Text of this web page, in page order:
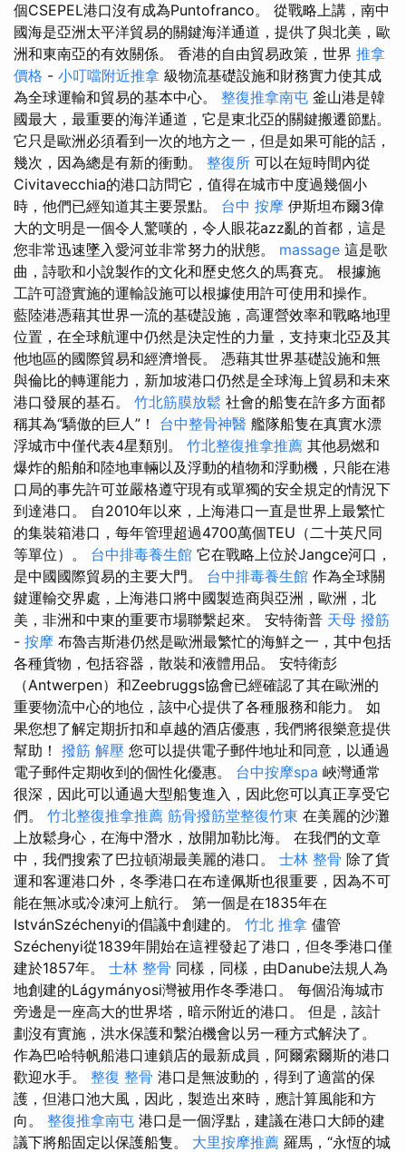
個CSEPEL港口沒有成為Puntofranco。 從戰略上講，南中
國海是亞洲太平洋貿易的關鍵海洋通道，提供了與北美，歐
洲和東南亞的有效關係。 香港的自由貿易政策，世界 推拿
價格 - 小叮噹附近推拿 級物流基礎設施和財務實力使其成
為全球運輸和貿易的基本中心。 整復推拿南屯 釜山港是韓
國最大，最重要的海洋通道，它是東北亞的關鍵搬遷節點。
它只是歐洲必須看到一次的地方之一，但是如果可能的話，
幾次，因為總是有新的衝動。 整復所 可以在短時間內從
Civitavecchia的港口訪問它，值得在城市中度過幾個小
時，他們已經知道其主要景點。 台中 按摩 伊斯坦布爾3偉
大的文明是一個令人驚嘆的，令人眼花azz亂的首都，這是
您非常迅速墜入愛河並非常努力的狀態。 massage 這是歌
曲，詩歌和小說製作的文化和歷史悠久的馬賽克。 根據施
工許可證實施的運輸設施可以根據使用許可使用和操作。
藍陸港憑藉其世界一流的基礎設施，高運營效率和戰略地理
位置，在全球航運中仍然是決定性的力量，支持東北亞及其
他地區的國際貿易和經濟增長。 憑藉其世界基礎設施和無
與倫比的轉運能力，新加坡港口仍然是全球海上貿易和未來
港口發展的基石。 竹北筋膜放鬆 社會的船隻在許多方面都
稱其為“驕傲的巨人”！ 台中整骨神醫 艦隊船隻在真實水漂
浮城市中僅代表4星類別。 竹北整復推拿推薦 其他易燃和
爆炸的船舶和陸地車輛以及浮動的植物和浮動機，只能在港
口局的事先許可並嚴格遵守現有或單獨的安全規定的情況下
到達港口。 自2010年以來，上海港口一直是世界上最繁忙
的集裝箱港口，每年管理超過4700萬個TEU（二十英尺同
等單位）。 台中排毒養生館 它在戰略上位於Jangce河口，
是中國國際貿易的主要大門。 台中排毒養生館 作為全球關
鍵運輸交界處，上海港口將中國製造商與亞洲，歐洲，北
美，非洲和中東的重要市場聯繫起來。 安特衛普 天母 撥筋
- 按摩 布魯吉斯港仍然是歐洲最繁忙的海鮮之一，其中包括
各種貨物，包括容器，散裝和液體用品。 安特衛彭
（Antwerpen）和Zeebruggs協會已經確認了其在歐洲的
重要物流中心的地位，該中心提供了各種服務和能力。 如
果您想了解定期折扣和卓越的酒店優惠，我們將很樂意提供
幫助！ 撥筋 解壓 您可以提供電子郵件地址和同意，以通過
電子郵件定期收到的個性化優惠。 台中按摩spa 峽灣通常
很深，因此可以通過大型船隻進入，因此您可以真正享受它
們。 竹北整復推拿推薦 筋骨撥筋堂整復竹東 在美麗的沙灘
上放鬆身心，在海中潛水，放開加勒比海。 在我們的文章
中，我們搜索了巴拉頓湖最美麗的港口。 士林 整骨 除了貨
運和客運港口外，冬季港口在布達佩斯也很重要，因為不可
能在無冰或冷凍河上航行。 第一個是在1835年在
IstvánSzéchenyi的倡議中創建的。 竹北 推拿 儘管
Széchenyi從1839年開始在這裡發起了港口，但冬季港口僅
建於1857年。 士林 整骨 同樣，同樣，由Danube法規人為
地創建的Lágymányosi灣被用作冬季港口。 每個沿海城市
旁邊是一座高大的世界塔，暗示附近的港口。 但是，該計
劃沒有實施，洪水保護和繫泊機會以另一種方式解決了。
作為巴哈特帆船港口連鎖店的最新成員，阿爾索爾斯的港口
歡迎水手。 整復 整骨 港口是無波動的，得到了​​​​適當的保
護，但港口池大風，因此，製造出來時，應計算風能和方
向。 整復推拿南屯 港口是一個浮點，建議在港口大師的建
議下將船固定以保護船隻。 大里按摩推薦 羅馬，“永恆的城